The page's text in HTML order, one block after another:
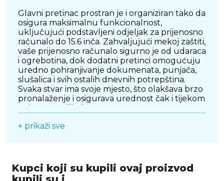
Glavni pretinac prostran je i organiziran tako da
osigura maksimalnu funkcionalnost,
uključujući podstavljeni odjeljak za prijenosno
računalo do 15.6 inča. Zahvaljujući mekoj zaštiti,
vaše prijenosno računalo sigurno je od udaraca
i ogrebotina, dok dodatni pretinci omogućuju
uredno pohranjivanje dokumenata, punjača,
slušalica i svih ostalih dnevnih potrepština.
Svaka stvar ima svoje mjesto, što olakšava brzo
pronalaženje i osigurava urednost čak i tijekom
Xiaomi je kod ovog modela posebnu pažnju
pritisak i osiguravajući cjelodnevnu udobnost
čak i pri nošenju veće težine. Zahvaljujući
+ prikaži sve
Kupci koji su kupili ovaj proizvod